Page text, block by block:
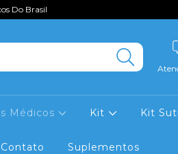
Do Brasil
Médicos Kit Kit
Suplementos